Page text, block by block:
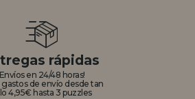
rápidas
en 24/48 horas!
gastos de envío desde tan
4,95€ hasta 3 puzzles